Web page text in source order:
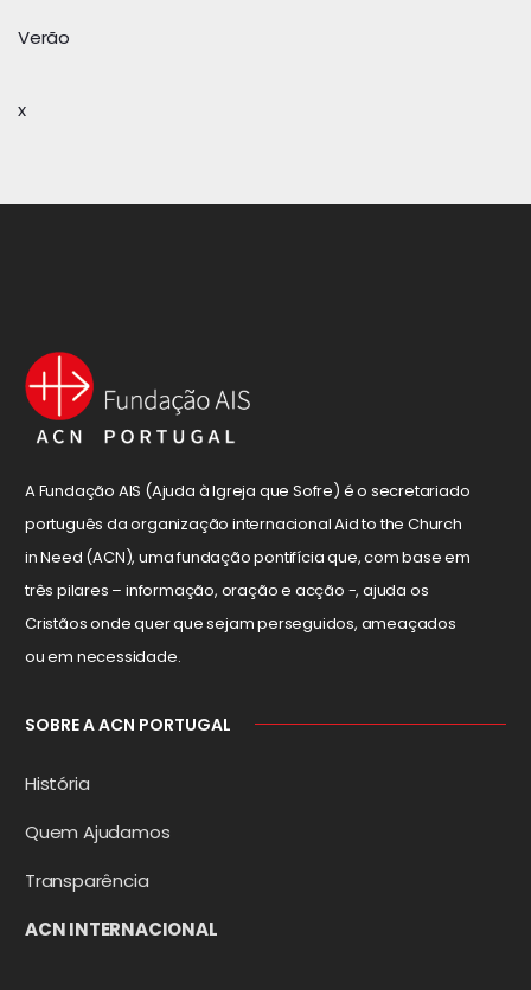
Verão
x
A Fundação AIS (Ajuda à Igreja que Sofre) é o secretariado
português da organização internacional Aid to the Church
in Need (ACN), uma fundação pontifícia que, com base em
três pilares – informação, oração e acção -, ajuda os
Cristãos onde quer que sejam perseguidos, ameaçados
ou em necessidade.
SOBRE A ACN PORTUGAL
História
Quem Ajudamos
Transparência
ACN INTERNACIONAL